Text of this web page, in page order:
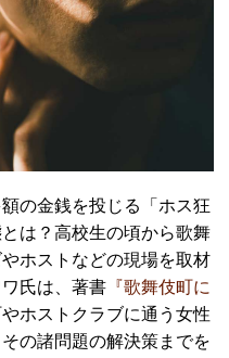
の金銭を投じる「ホス狂
は？高校生の頃から歌舞
ホストなどの現場を取材
氏は、著書 『歌舞伎町に
ホストクラブに通う女性
の諸問題の解決策までを